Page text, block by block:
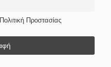
Προστασίας